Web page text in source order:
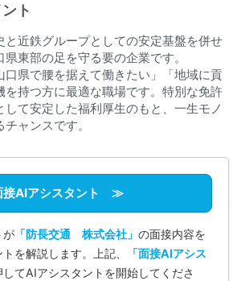
ト
と近鉄グループとしての安定基盤を併せ
東部の足を守る要の企業です。
口県で腰を据えて働きたい」「地域に貢
を持つ方に最適な職場です。特別な免許
して安定した福利厚生のもと、一生モノ
ャンスです。
接AIアシスタント ≫
が 「防長交通 株式会社」 の面接内容を
を解説します。上記、
「面接AIアシス
してAIアシスタントを開始してくださ